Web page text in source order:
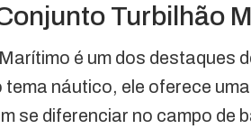
Turbilhão
é um dos destaques
tema náutico, ele oferece
se diferenciar no campo de